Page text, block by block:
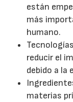
están
más
humano.
reducir el
debido a la
materias